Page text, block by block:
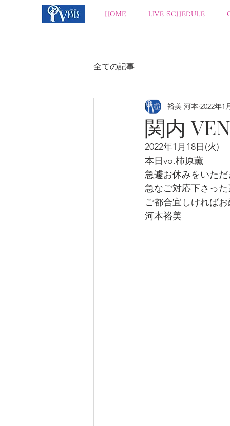
HOME LIVE SCHEDULE
全ての記事
関内
裕美 河本 2022年1
2022年1月18日(火)
本日vo.柿原薫
急遽お休みをいた
急なご対応下さっ
ご都合宜しければ
河本裕美